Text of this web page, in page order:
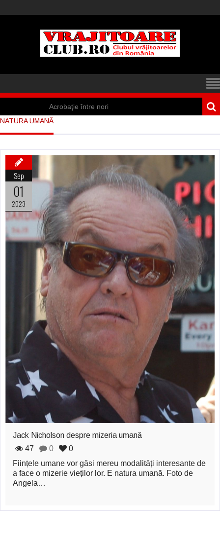
Acrobaţie între nori
Iisus a apărut într-
de vrăjitoare din
Suedia
Vrăjitoare
zburătoare în Mexic
Magia în Thailanda
Madona lacrimilor
din Siracusa
(Silcilia)
Uimitoarea viaţă a
Teresei Neumann
Derba, un oraş
misterios vizitat şi
de sfântul Petre
Şi-a vândut soţia
pentru un ritual de
magie neagră
NATURA UMANĂ
Sep
01
2023
Jack Nicholson despre mizeria umană
47
0
0
Ființele umane vor găsi mereu modalități interesante de
a face o mizerie vieților lor. E natura umană. Foto de
Angela…